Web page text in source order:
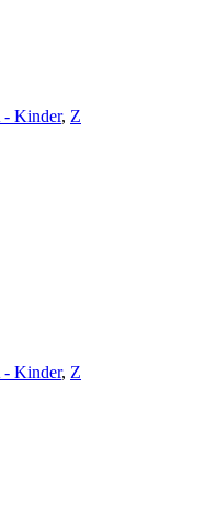
- Kinder, Z
- Kinder, Z